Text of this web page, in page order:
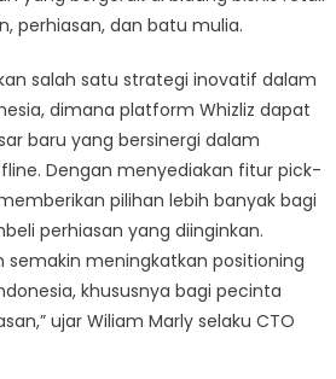
perhiasan, dan batu mulia.
salah satu strategi inovatif dalam
dimana platform Whizliz dapat
baru yang bersinergi dalam
Dengan menyediakan fitur pick-
pilihan lebih banyak bagi
perhiasan yang diinginkan.
semakin meningkatkan positioning
khususnya bagi pecinta
ujar Wiliam Marly selaku CTO